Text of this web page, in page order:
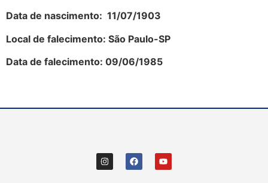
Data de nascimento: 11/07/1903
Local de falecimento: São Paulo-SP
Data de falecimento: 09/06/1985